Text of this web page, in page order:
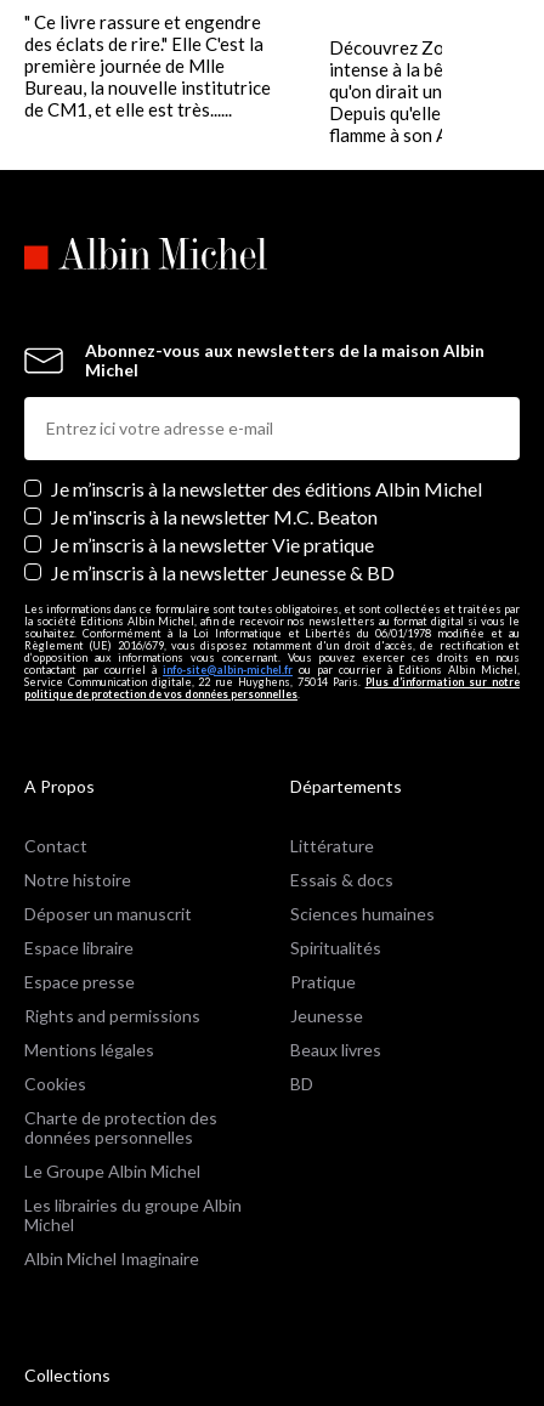
" Ce livre rassure et engendre
des éclats de rire." Elle C'est la
première journée de Mlle
Bureau, la nouvelle institutrice
de CM1, et elle est très......
Découvrez Zoreille, une
intense à la bêtise si
qu'on dirait une
Depuis qu'elle a déclaré sa
flamme à son Akara,......
Abonnez-vous aux newsletters de la maison Albin
Michel
Newsletters
Je m’inscris à la newsletter des éditions Albin Michel
Je m'inscris à la newsletter M.C. Beaton
Je m’inscris à la newsletter Vie pratique
Je m’inscris à la newsletter Jeunesse & BD
Les informations dans ce formulaire sont toutes obligatoires, et sont collectées et traitées par
la société Editions Albin Michel, afin de recevoir nos newsletters au format digital si vous le
souhaitez. Conformément à la Loi Informatique et Libertés du 06/01/1978 modifiée et au
Règlement (UE) 2016/679, vous disposez notamment d'un droit d'accès, de rectification et
d’opposition aux informations vous concernant. Vous pouvez exercer ces droits en nous
contactant par courriel à info-site@albin-michel.fr ou par courrier à Editions Albin Michel,
Service Communication digitale, 22 rue Huyghens, 75014 Paris. Plus d’information sur notre
politique de protection de vos données personnelles
A Propos
Contact
Notre histoire
Déposer un manuscrit
Espace libraire
Espace presse
Rights and permissions
Mentions légales
Cookies
Charte de protection des
données personnelles
Le Groupe Albin Michel
Les librairies du groupe Albin
Michel
Albin Michel Imaginaire
Départements
Littérature
Essais & docs
Sciences humaines
Spiritualités
Pratique
Jeunesse
Beaux livres
BD
Collections